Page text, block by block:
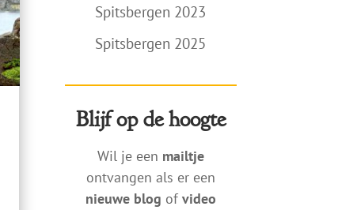
Spitsbergen 2023
Spitsbergen 2025
Blijf op de hoogte
Wil je een mailtje
ontvangen als er een
nieuwe blog of video